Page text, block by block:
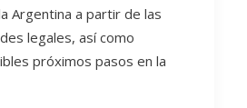
Argentina a partir de las
legales, así como
próximos pasos en la